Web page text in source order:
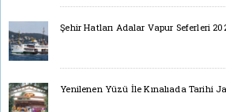
Şehir Hatları Adalar Vapur Seferleri
Yenilenen Yüzü İle Kınalıada Tarihi